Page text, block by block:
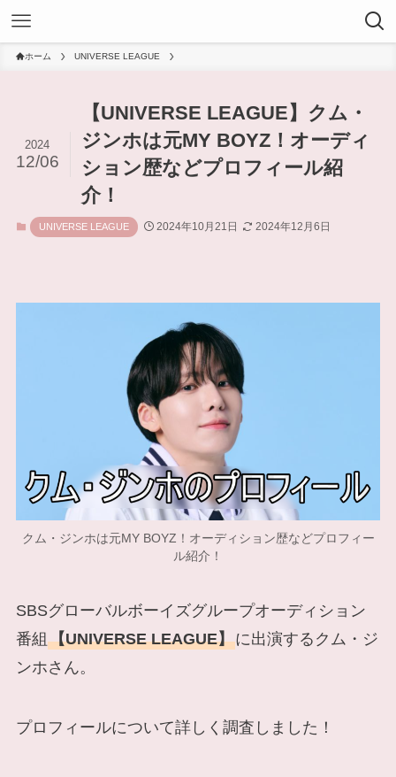
ホーム UNIVERSE LEAGUE
【UNIVERSE LEAGUE】クム・
ジンホは元MY BOYZ！オーディ
ション歴などプロフィール紹
介！
2024
12/06
UNIVERSE LEAGUE 2024年10月21日 2024年12月6日
クム・ジンホは元MY BOYZ！オーディション歴などプロフィー
ル紹介！
SBSグローバルボーイズグループオーディション
番組 【UNIVERSE LEAGUE】に出演するクム・ジ
ンホさん。
プロフィールについて詳しく調査しました！